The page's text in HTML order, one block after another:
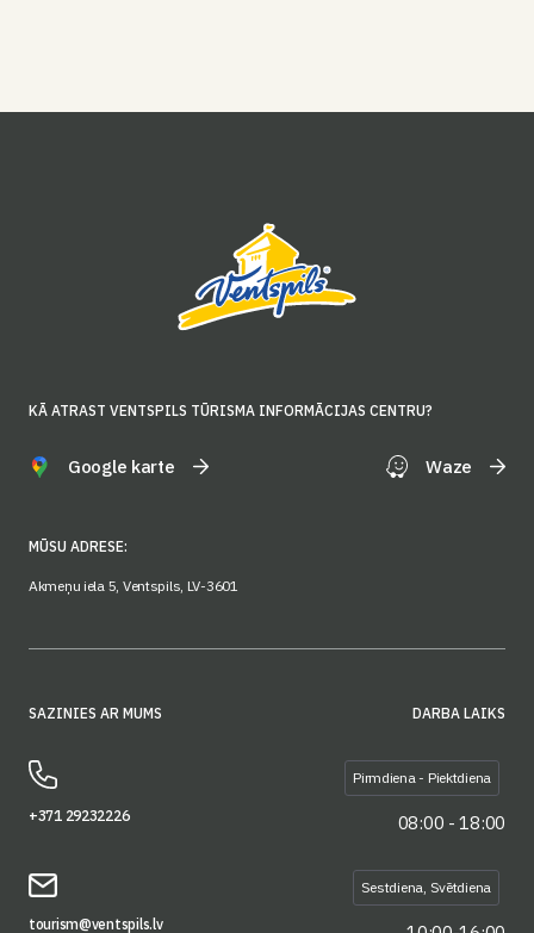
KĀ ATRAST VENTSPILS TŪRISMA INFORMĀCIJAS CENTRU?
Google karte Waze
MŪSU ADRESE:
Akmeņu iela 5, Ventspils, LV-3601
SAZINIES AR MUMS
+371 29232226
tourism@ventspils.lv
DARBA LAIKS
Pirmdiena - Piektdiena
08:00 - 18:00
Sestdiena, Svētdiena